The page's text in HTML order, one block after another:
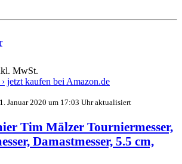
MwSt.
jetzt kaufen bei Amazon.de
Januar 2020 um 17:03 Uhr aktualisiert
Tim Mälzer Tourniermesser,
Damastmesser, 5.5 cm,